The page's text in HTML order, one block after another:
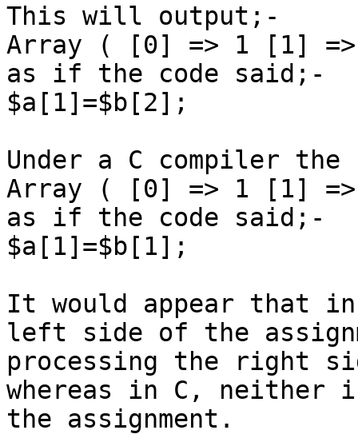
This will output;-
Array ( [0] => 1 [1]
as if the code said;-
$a[1]=$b[2];
Under a C compiler
Array ( [0] => 1 [1]
as if the code said;-
$a[1]=$b[1];
It would appear that
left side of the
processing the right
whereas in C, neither
the assignment.